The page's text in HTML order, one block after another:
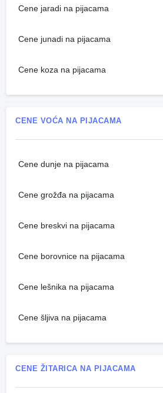
Cene jaradi na pijacama
Cene junadi na pijacama
Cene koza na pijacama
CENE VOĆA NA PIJACAMA
Cene dunje na pijacama
Cene grožđa na pijacama
Cene breskvi na pijacama
Cene borovnice na pijacama
Cene lešnika na pijacama
Cene šljiva na pijacama
CENE ŽITARICA NA PIJACAMA